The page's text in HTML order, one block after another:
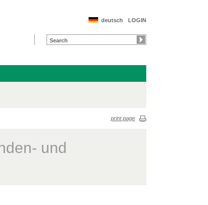
LOGIN
deutsch
print page
und